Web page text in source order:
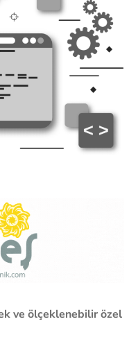
ve ölçeklenebilir özel